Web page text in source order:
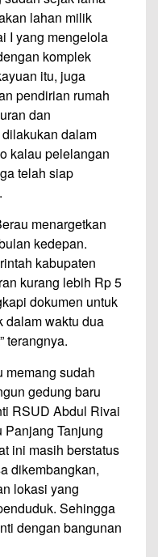
lahan milik
I yang mengelola
komplek
itu, juga
pendirian rumah
dan
dalam
kalau pelelangan
telah siap
menargetkan
kedepan.
kabupaten
kurang lebih Rp 5
dokumen untuk
dalam waktu dua
terangnya.
memang sudah
gedung baru
RSUD Abdul Rivai
Tanjung
ini masih berstatus
dikembangkan,
lokasi yang
Sehingga
dengan bangunan